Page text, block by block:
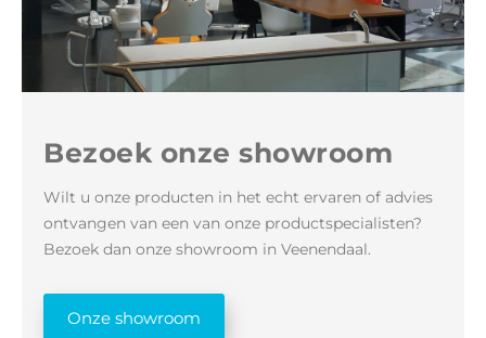
Bezoek onze showroom
Wilt u onze producten in het echt ervaren of advies
ontvangen van een van onze productspecialisten?
Bezoek dan onze showroom in Veenendaal.
Onze showroom